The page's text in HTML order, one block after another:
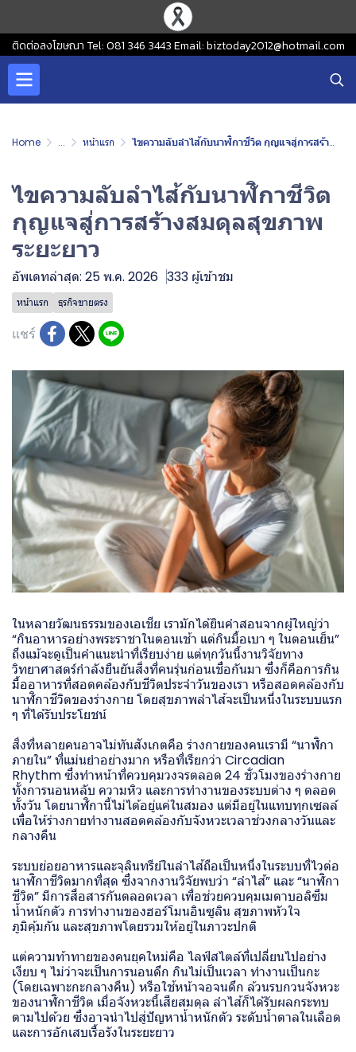
ติดต่อลงโฆษณา Tel: 081 346 3443 Email: biztoday2012@hotmail.com
Home ... หน้าแรก ไขความลับลำไส้กับนาฬิกาชีวิต กุญแจสู่การสร้างสมดุลสุขภาพระยะยาว
ไขความลับลำไส้กับนาฬิกาชีวิต
กุญแจสู่การสร้างสมดุลสุขภาพ
ระยะยาว
อัพเดทล่าสุด: 25 พ.ค. 2026 333 ผู้เข้าชม
หน้าแรก ธุรกิจขายตรง
แชร์
ในหลายวัฒนธรรมของเอเชีย เรามักได้ยินคำสอนจากผู้ใหญ่ว่า
“กินอาหารอย่างพระราชาในตอนเช้า แต่กินมื้อเบา ๆ ในตอนเย็น”
ถึงแม้จะดูเป็นคำแนะนำที่เรียบง่าย แต่ทุกวันนี้งานวิจัยทาง
วิทยาศาสตร์กำลังยืนยันสิ่งที่คนรุ่นก่อนเชื่อกันมา ซึ่งก็คือการกิน
มื้ออาหารที่สอดคล้องกับชีวิตประจำวันของเรา หรือสอดคล้องกับ
นาฬิกาชีวิตของร่างกาย โดยสุขภาพลำไส้จะเป็นหนึ่งในระบบแรก
ๆ ที่ได้รับประโยชน์
สิ่งที่หลายคนอาจไม่ทันสังเกตคือ ร่างกายของคนเรามี “นาฬิกา
ภายใน” ที่แม่นยำอย่างมาก หรือที่เรียกว่า Circadian
Rhythm ซึ่งทำหน้าที่ควบคุมวงจรตลอด 24 ชั่วโมงของร่างกาย
ทั้งการนอนหลับ ความหิว และการทำงานของระบบต่าง ๆ ตลอด
ทั้งวัน โดยนาฬิกานี้ไม่ได้อยู่แค่ในสมอง แต่มีอยู่ในแทบทุกเซลล์
เพื่อให้ร่างกายทำงานสอดคล้องกับจังหวะเวลาช่วงกลางวันและ
กลางคืน
ระบบย่อยอาหารและจุลินทรีย์ในลำไส้ถือเป็นหนึ่งในระบบที่ไวต่อ
นาฬิกาชีวิตมากที่สุด ซึ่งจากงานวิจัยพบว่า “ลำไส้” และ “นาฬิกา
ชีวิต” มีการสื่อสารกันตลอดเวลา เพื่อช่วยควบคุมเมตาบอลิซึม
น้ำหนักตัว การทำงานของฮอร์โมนอินซูลิน สุขภาพหัวใจ
ภูมิคุ้มกัน และสุขภาพโดยรวมให้อยู่ในภาวะปกติ
แต่ความท้าทายของคนยุคใหม่คือ ไลฟ์สไตล์ที่เปลี่ยนไปอย่าง
เงียบ ๆ ไม่ว่าจะเป็นการนอนดึก กินไม่เป็นเวลา ทำงานเป็นกะ
(โดยเฉพาะกะกลางคืน) หรือใช้หน้าจอจนดึก ล้วนรบกวนจังหวะ
ของนาฬิกาชีวิต เมื่อจังหวะนี้เสียสมดุล ลำไส้ก็ได้รับผลกระทบ
ตามไปด้วย ซึ่งอาจนำไปสู่ปัญหาน้ำหนักตัว ระดับน้ำตาลในเลือด
และการอักเสบเรื้อรังในระยะยาว